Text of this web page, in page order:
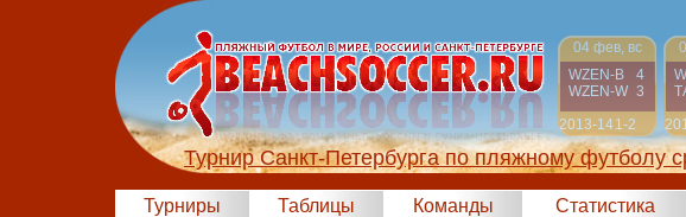
04 фев, вс
WZEN-B
4
WZEN-W 3
2013-141-2
Турнир Санкт-Петербурга по пляжному футболу
Турниры Таблицы Команды Статистика